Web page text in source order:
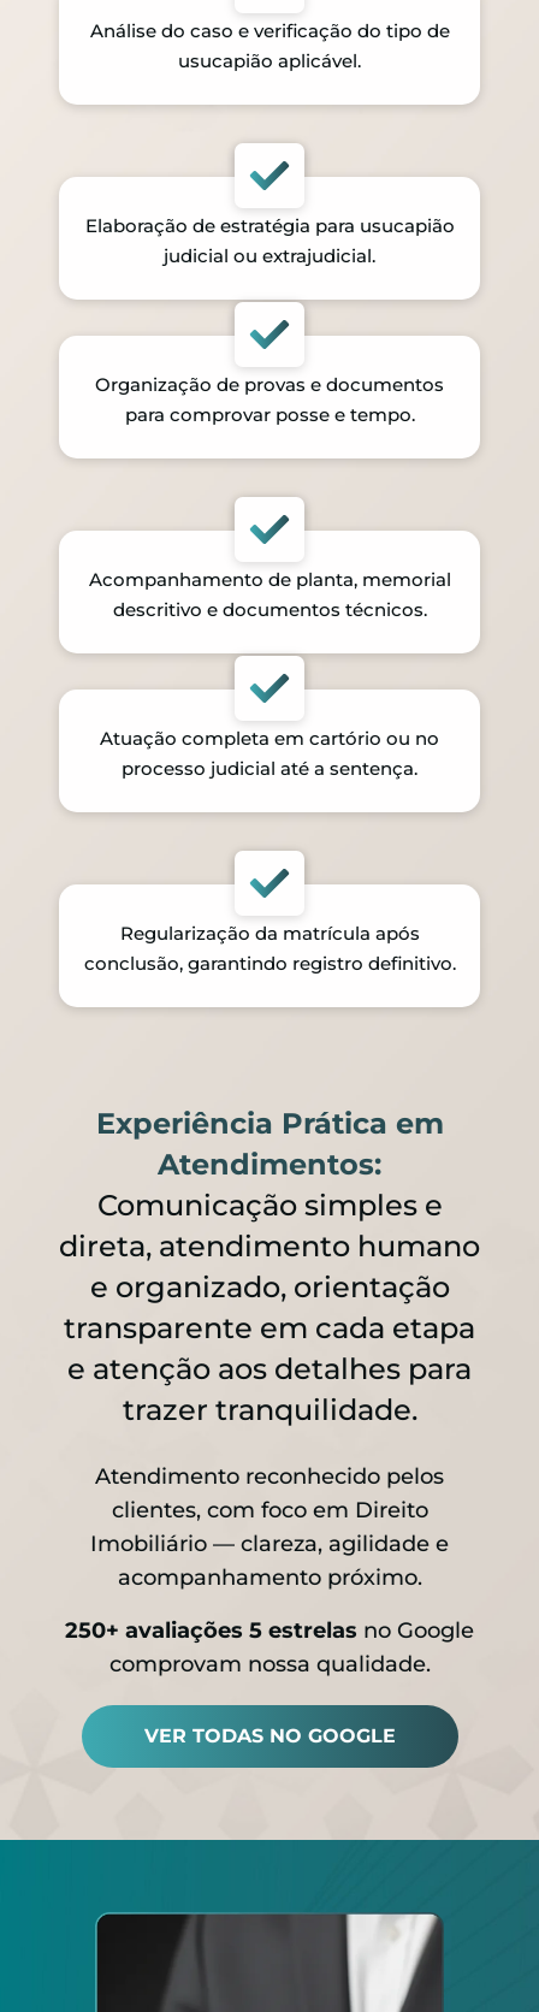
Análise do caso e verificação do tipo de
usucapião aplicável.
Elaboração de estratégia para usucapião
judicial ou extrajudicial.
Organização de provas e documentos
para comprovar posse e tempo.
Acompanhamento de planta, memorial
descritivo e documentos técnicos.
Atuação completa em cartório ou no
processo judicial até a sentença.
Regularização da matrícula após
conclusão, garantindo registro definitivo.
Experiência Prática em
Atendimentos:
Comunicação simples e
direta, atendimento humano
e organizado, orientação
transparente em cada etapa
e atenção aos detalhes para
trazer tranquilidade.
Atendimento reconhecido pelos
clientes, com foco em Direito
Imobiliário — clareza, agilidade e
acompanhamento próximo.
250+ avaliações 5 estrelas no Google
comprovam nossa qualidade.
VER TODAS NO GOOGLE